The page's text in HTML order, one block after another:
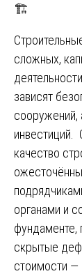
🏗️
сложных,
зависят
сооружений,
инвестиций.
качество
органами и
фундаменте,
скрытые
стоимости —